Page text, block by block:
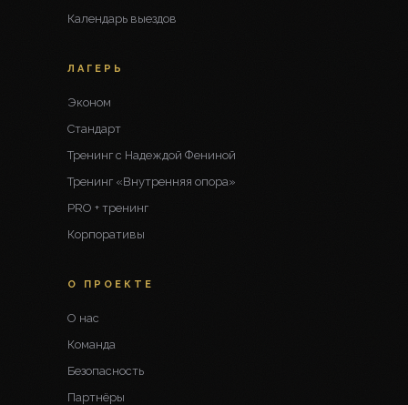
Календарь выездов
ЛАГЕРЬ
Эконом
Стандарт
Тренинг с Надеждой Фениной
Тренинг «Внутренняя опора»
PRO + тренинг
Корпоративы
О ПРОЕКТЕ
О нас
Команда
Безопасность
Партнёры